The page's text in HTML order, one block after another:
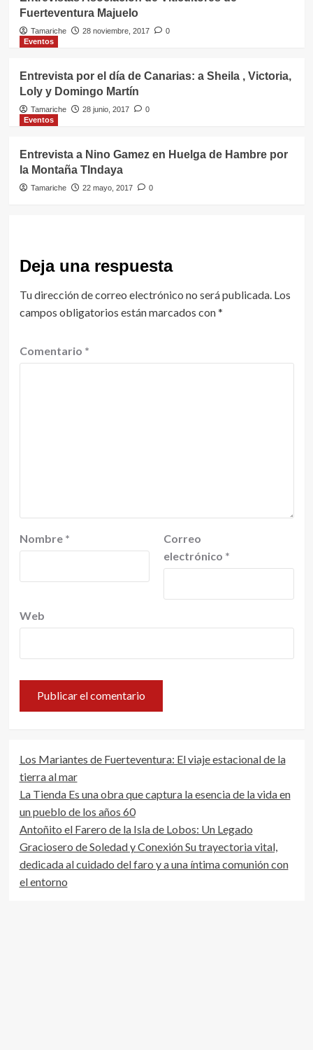
Fuerteventura Majuelo
Tamariche 28 noviembre, 2017
0
Eventos
Entrevista por el día de Canarias: a Sheila , Victoria,
Loly y Domingo Martín
Tamariche 28 junio, 2017
0
Eventos
Entrevista a Nino Gamez en Huelga de Hambre por
la Montaña TIndaya
Tamariche 22 mayo, 2017 0
Deja una respuesta
Tu dirección de correo electrónico no será publicada. Los
campos obligatorios están marcados con*
Comentario *
Nombre *
Correo
electrónico *
Web
Los Mariantes de Fuerteventura: El viaje estacional de la
tierra al mar
La Tienda Es una obra que captura la esencia de la vida en
un pueblo de los años 60
Antoñito el Farero de la Isla de Lobos: Un Legado
Graciosero de Soledad y Conexión Su trayectoria vital,
dedicada al cuidado del faro y a una íntima comunión con
el entorno